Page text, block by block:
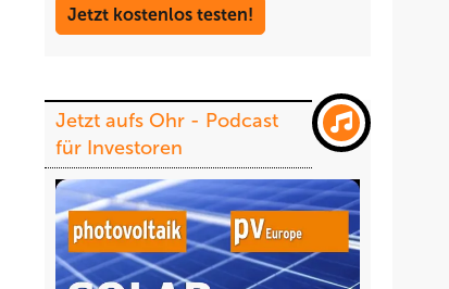
Jetzt kostenlos testen!
Jetzt aufs Ohr - Podcast
für Investoren